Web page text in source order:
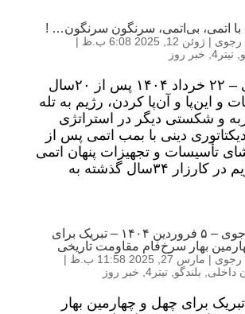
با اتمی، بی‌اتمی، سرنگون سرنگون… !
رجوی | ژوئن 12, 2025 6:08 ب.ظ
|
تیتر4 , خبر روز
مسعود رجوی – ۲۲ خرداد ۱۴۰۴ پس از ۲۰سال
و این‌پا و آن‌پا کردن، رژیم به تله
و شکستی دیگر در استراتژی
دینی با بمب اتمی پس از
تأسیسات و تجهیزات پنهان اتمی
و موشکی رژیم در کارزار ۳۴سال گذشته به
مسعود رجوی – ۵ فروردین ۱۴۰۴ – تبریک برای
بهار سرخ‌فام مقاومت تاریخی
رجوی | مارس 27, 2025 11:58 ب.ظ
|
داخلی بلندگو تیتر4 , خبر روز
1404/01/06 تبریک برای چهل و چهارمین بهار